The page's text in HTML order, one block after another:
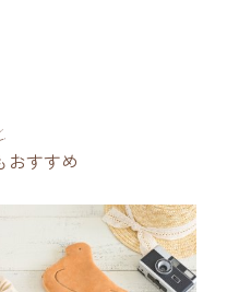
おすすめ